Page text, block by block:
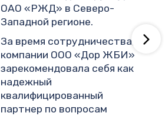
ОАО «РЖД» в Северо-
Западной регионе.
За время сотрудничества,
компании ООО «Дор ЖБИ»
зарекомендовала себя как
надежный
квалифицированный
партнер по вопросам